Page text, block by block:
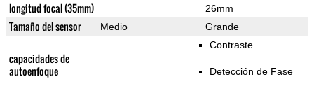
longitud focal (35mm) 26mm
Tamaño del sensor Medio Grande
capacidades de
autoenfoque
Contraste
Detección de Fase